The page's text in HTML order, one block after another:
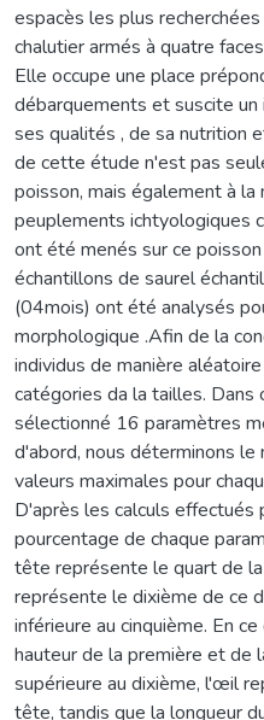
espacès les plus
chalutier armés à quatre
Elle occupe une place
débarquements et suscite
ses qualités , de sa nutrition
de cette étude n'est pas
poisson, mais également à la
peuplements ichtyologiques
ont été menés sur ce
échantillons de saurel
(04mois) ont été analysés
morphologique .Afin de la
individus de manière
catégories da la tailles. Dans
sélectionné 16 paramètres
d'abord, nous déterminons
valeurs maximales pour
D'après les calculs effectués
pourcentage de chaque
tête représente le quart de
représente le dixième de ce
inférieure au cinquième. En
hauteur de la première et de
supérieure au dixième, l'œil
tête, tandis que la longueur